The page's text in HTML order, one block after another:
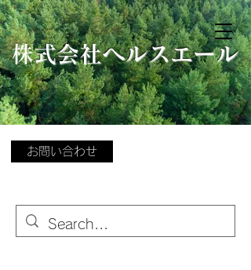
​株式会社ヘルスエール
お問い合わせ